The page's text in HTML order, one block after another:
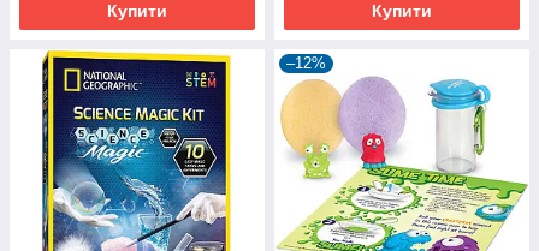
Купити Купити
–12%